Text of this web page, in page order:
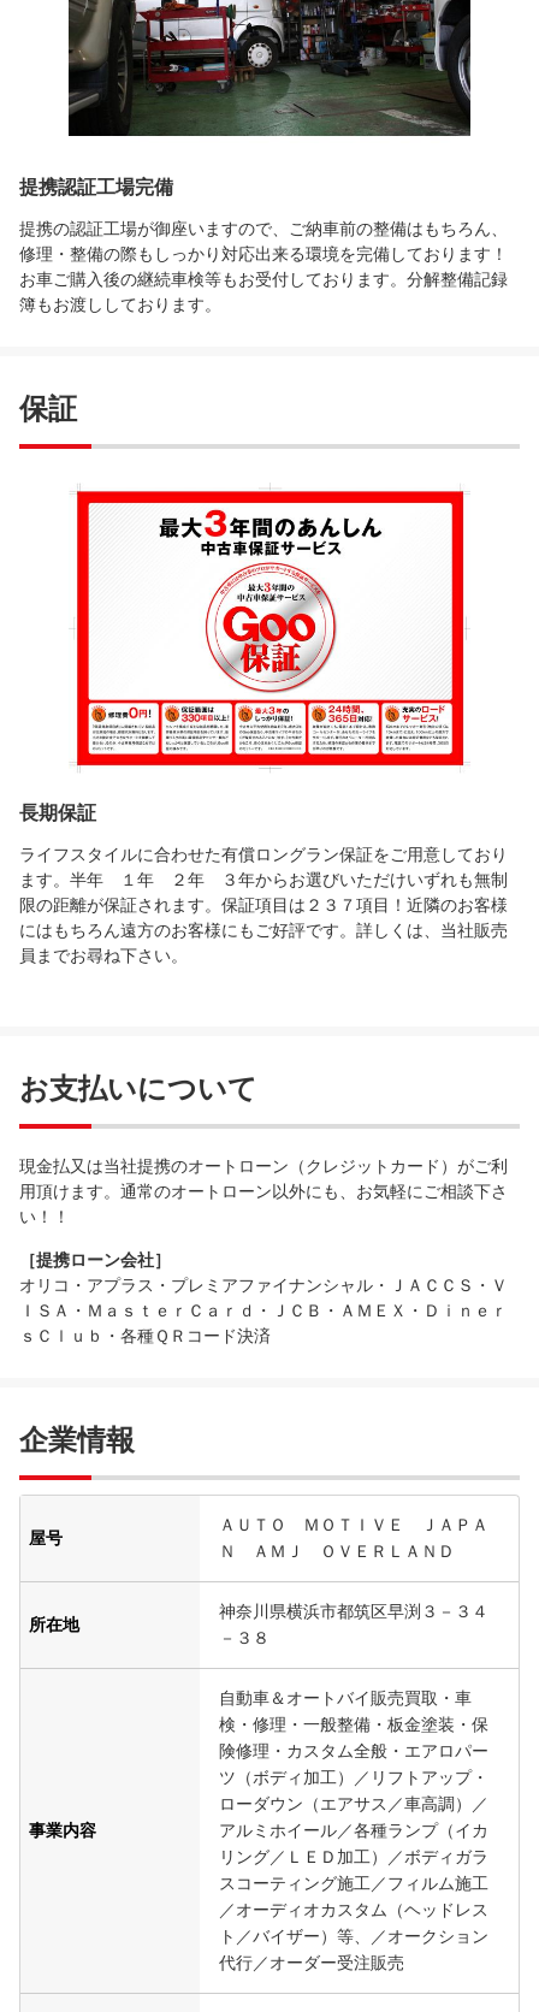
提携認証工場完備
提携の認証工場が御座いますので、ご納車前の整備はもちろん、
修理・整備の際もしっかり対応出来る環境を完備しております！
お車ご購入後の継続車検等もお受付しております。分解整備記録
簿もお渡ししております。
保証
長期保証
ライフスタイルに合わせた有償ロングラン保証をご用意しており
ます。半年 １年 ２年 ３年からお選びいただけいずれも無制
限の距離が保証されます。保証項目は２３７項目！近隣のお客様
にはもちろん遠方のお客様にもご好評です。詳しくは、当社販売
員までお尋ね下さい。
お支払いについて
現金払又は当社提携のオートローン（クレジットカード）がご利
用頂けます。通常のオートローン以外にも、お気軽にご相談下さ
い！！
［提携ローン会社］
オリコ・アプラス・プレミアファイナンシャル・ＪＡＣＣＳ・Ｖ
ＩＳＡ・ＭａｓｔｅｒＣａｒｄ・ＪＣＢ・ＡＭＥＸ・Ｄｉｎｅｒ
ｓＣｌｕｂ・各種ＱＲコード決済
企業情報
屋号
ＡＵＴＯ ＭＯＴＩＶＥ ＪＡＰＡ
Ｎ ＡＭＪ ＯＶＥＲＬＡＮＤ
所在地
神奈川県横浜市都筑区早渕３－３４
－３８
事業内容
自動車＆オートバイ販売買取・車
検・修理・一般整備・板金塗装・保
険修理・カスタム全般・エアロパー
ツ（ボディ加工）／リフトアップ・
ローダウン（エアサス／車高調）／
アルミホイール／各種ランプ（イカ
リング／ＬＥＤ加工）／ボディガラ
スコーティング施工／フィルム施工
／オーディオカスタム（ヘッドレス
ト／バイザー）等、／オークション
代行／オーダー受注販売